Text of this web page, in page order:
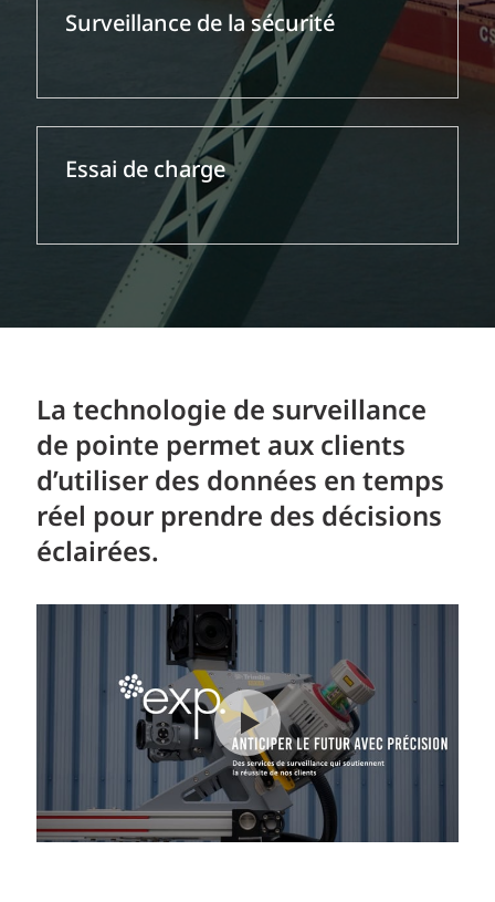
Surveillance de la sécurité
Essai de charge
La technologie de surveillance
de pointe permet aux clients
d’utiliser des données en temps
réel pour prendre des décisions
éclairées.